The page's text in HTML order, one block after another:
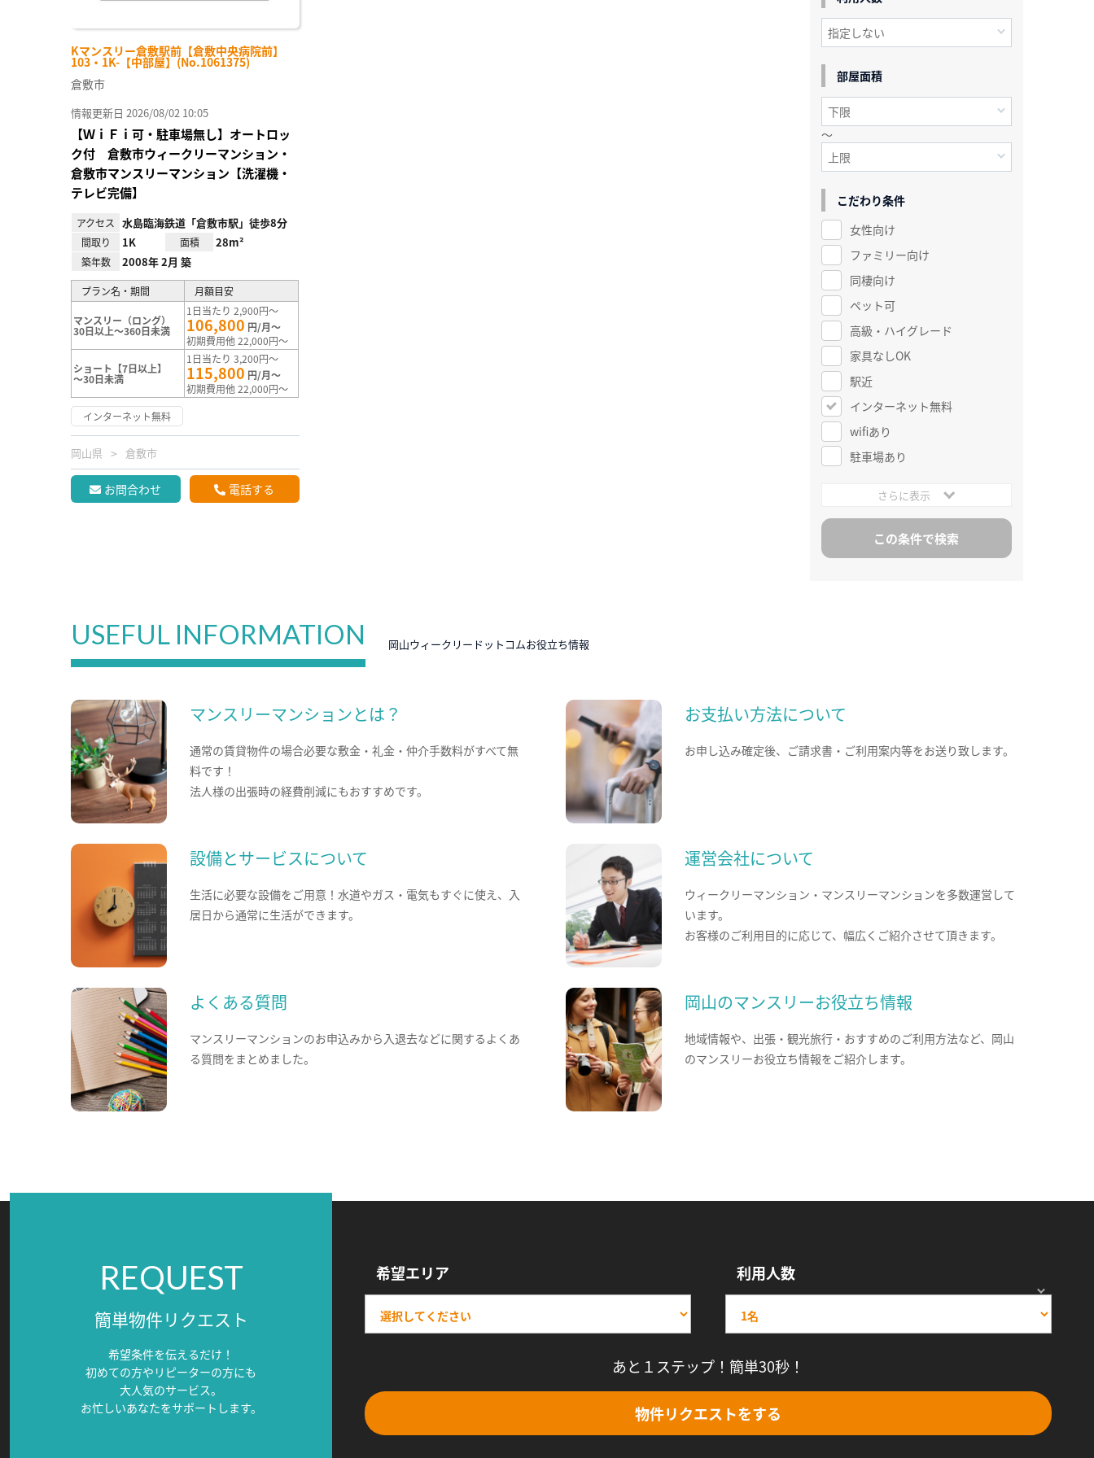
Kマンスリー倉敷駅前【倉敷中央病院前】
103・1K-【中部屋】(No.1061375)
倉敷市
情報更新日 2026/08/02 10:05
【ＷｉＦｉ可・駐車場無し】オートロッ
ク付 倉敷市ウィークリーマンション・
倉敷市マンスリーマンション【洗濯機・
テレビ完備】
アクセス 水島臨海鉄道「倉敷市駅」徒歩8分
間取り 1K 面積 28m²
築年数 2008年 2月 築
プラン名・期間 月額目安
マンスリー（ロング）
30日以上～360日未満
1日当たり 2,900円～
106,800 円/月～
初期費用他 22,000円～
ショート【7日以上】
～30日未満
1日当たり 3,200円～
115,800 円/月～
初期費用他 22,000円～
インターネット無料
岡山県 倉敷市
お問合わせ 電話する
部屋面積
～
こだわり条件
女性向け
ファミリー向け
同棲向け
ペット可
高級・ハイグレード
家具なしOK
駅近
インターネット無料
wifiあり
駐車場あり
さらに表示
USEFUL INFORMATION 岡山ウィークリードットコムお役立ち情報
マンスリーマンションとは？
通常の賃貸物件の場合必要な敷金・礼金・仲介手数料がすべて無
料です！
法人様の出張時の経費削減にもおすすめです。
お支払い方法について
お申し込み確定後、ご請求書・ご利用案内等をお送り致します。
設備とサービスについて
生活に必要な設備をご用意！水道やガス・電気もすぐに使え、入
居日から通常に生活ができます。
運営会社について
ウィークリーマンション・マンスリーマンションを多数運営して
います。
お客様のご利用目的に応じて、幅広くご紹介させて頂きます。
よくある質問
マンスリーマンションのお申込みから入退去などに関するよくあ
る質問をまとめました。
岡山のマンスリーお役立ち情報
地域情報や、出張・観光旅行・おすすめのご利用方法など、岡山
のマンスリーお役立ち情報をご紹介します。
REQUEST
簡単物件リクエスト
希望条件を伝えるだけ！
初めての方やリピーターの方にも
大人気のサービス。
お忙しいあなたをサポートします。
希望エリア 利用人数
あと１ステップ！簡単30秒！
物件リクエストをする